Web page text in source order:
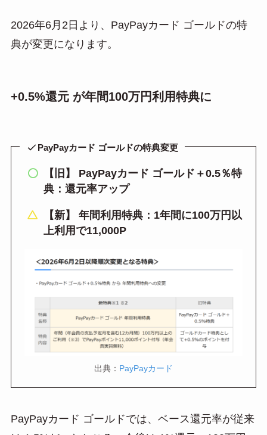
2026年6月2日より、PayPayカード ゴールドの特
典が変更になります。
+0.5%還元 が年間100万円利用特典に
PayPayカード ゴールドの特典変更
【旧】 PayPayカード ゴールド＋0.5％特
典：還元率アップ
【新】 年間利用特典：1年間に100万円以
上利用で11,000P
出典： PayPayカード
PayPayカード ゴールドでは、ベース還元率が従来